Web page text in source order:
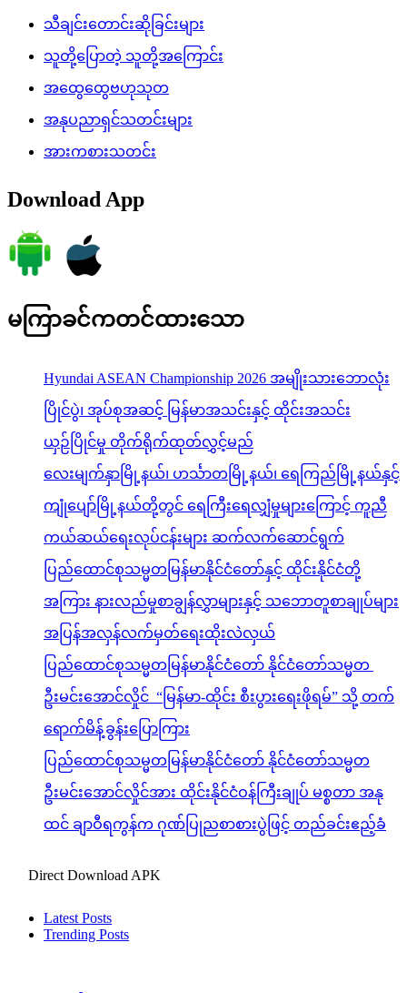
သီချင်းတောင်းဆိုခြင်းများ
သူတို့ပြောတဲ့ သူတို့အကြောင်း
အထွေထွေဗဟုသုတ
အနုပညာရှင်သတင်းများ
အားကစားသတင်း
Download App
မကြာခင်ကတင်ထားသော
Hyundai ASEAN Championship 2026 အမျိုးသားဘောလုံး
ပြိုင်ပွဲ၊ အုပ်စုအဆင့် မြန်မာအသင်းနှင့် ထိုင်းအသင်း
ယှဉ်ပြိုင်မှု တိုက်ရိုက်ထုတ်လွှင့်မည်
လေးမျက်နှာမြို့နယ်၊ ဟင်္သာတမြို့နယ်၊ ရေကြည်မြို့နယ်နှင့်
ကျုံပျော်မြို့နယ်တို့တွင် ရေကြီးရေလျှံမှုများကြောင့် ကူညီ
ကယ်ဆယ်ရေးလုပ်ငန်းများ ဆက်လက်ဆောင်ရွက်
ပြည်ထောင်စုသမ္မတမြန်မာနိုင်ငံတော်နှင့် ထိုင်းနိုင်ငံတို့
အကြား နားလည်မှုစာချွန်လွှာများနှင့် သဘောတူစာချုပ်များ
အပြန်အလှန်လက်မှတ်ရေးထိုးလဲလှယ်
ပြည်ထောင်စုသမ္မတမြန်မာနိုင်ငံတော် နိုင်ငံတော်သမ္မတ
ဦးမင်းအောင်လှိုင် “မြန်မာ-ထိုင်း စီးပွားရေးဖိုရမ်” သို့ တက်
ရောက်မိန့်ခွန်းပြောကြား
ပြည်ထောင်စုသမ္မတမြန်မာနိုင်ငံတော် နိုင်ငံတော်သမ္မတ
ဦးမင်းအောင်လှိုင်အား ထိုင်းနိုင်ငံဝန်ကြီးချုပ် မစ္စတာ အနု
ထင် ချာဝီရကွန်က ဂုဏ်ပြုညစာစားပွဲဖြင့် တည်ခင်းဧည့်ခံ
Direct Download APK
Latest Posts
Trending Posts